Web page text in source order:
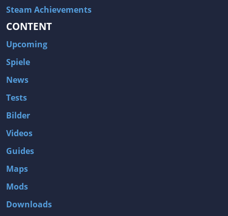
Steam Achievements
CONTENT
Upcoming
Spiele
News
Tests
Bilder
Videos
Guides
Maps
Mods
Downloads